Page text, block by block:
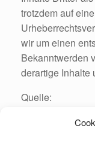
trotzdem auf eine
wir um einen
Bekanntwerden
derartige Inhalte
Quelle: